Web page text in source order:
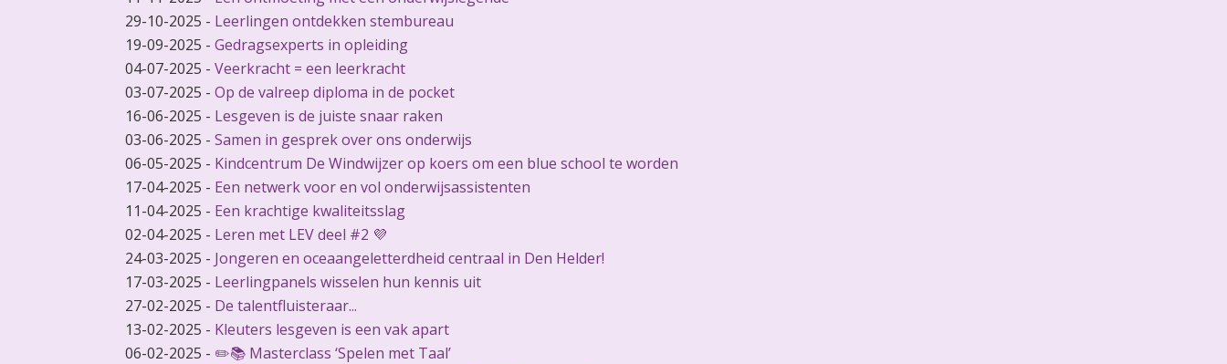
29-10-2025 - Leerlingen ontdekken stembureau
19-09-2025 - Gedragsexperts in opleiding
04-07-2025 - Veerkracht = een leerkracht
03-07-2025 - Op de valreep diploma in de pocket
16-06-2025 - Lesgeven is de juiste snaar raken
03-06-2025 - Samen in gesprek over ons onderwijs
06-05-2025 - Kindcentrum De Windwijzer op koers om een blue school te worden
17-04-2025 - Een netwerk voor en vol onderwijsassistenten
11-04-2025 - Een krachtige kwaliteitsslag
02-04-2025 - Leren met LEV deel #2 💜
24-03-2025 - Jongeren en oceaangeletterdheid centraal in Den Helder!
17-03-2025 - Leerlingpanels wisselen hun kennis uit
27-02-2025 - De talentfluisteraar...
13-02-2025 - Kleuters lesgeven is een vak apart
06-02-2025 - ✏️📚 Masterclass ‘Spelen met Taal’